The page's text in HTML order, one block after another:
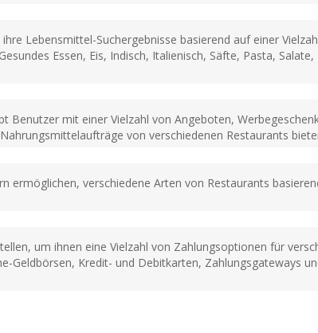
Lebensmittel-Suchergebnisse basierend auf einer
Essen, Eis, Indisch, Italienisch, Säfte, Pasta, Salate,
Benutzer mit einer Vielzahl von Angeboten,
von verschiedenen Restaurants
ermöglichen, verschiedene Arten von Restaurants
um ihnen eine Vielzahl von Zahlungsoptionen für
Geldbörsen, Kredit- und Debitkarten, Zahlungsgateways